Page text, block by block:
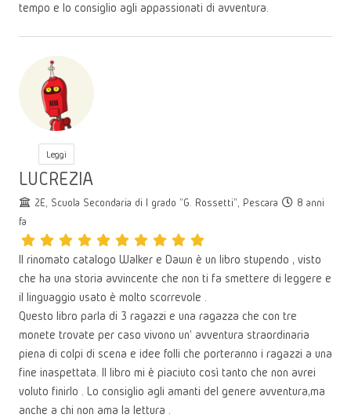
tempo e lo consiglio agli appassionati di avventura.
Leggi
LUCREZIA
2E, Scuola Secondaria di I grado "G. Rossetti", Pescara
8 anni
fa
Il rinomato catalogo Walker e Dawn è un libro stupendo , visto
che ha una storia avvincente che non ti fa smettere di leggere e
il linguaggio usato è molto scorrevole .
Questo libro parla di 3 ragazzi e una ragazza che con tre
monete trovate per caso vivono un' avventura straordinaria
piena di colpi di scena e idee folli che porteranno i ragazzi a una
fine inaspettata. Il libro mi è piaciuto così tanto che non avrei
voluto finirlo . Lo consiglio agli amanti del genere avventura,ma
anche a chi non ama la lettura .